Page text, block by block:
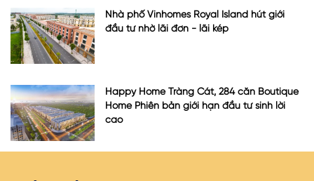
Nhà phố Vinhomes Royal Island hút giới
đầu tư nhờ lãi đơn - lãi kép
Happy Home Tràng Cát, 284 căn Boutique
Home Phiên bản giới hạn đầu tư sinh lời
cao